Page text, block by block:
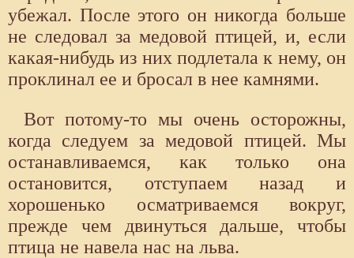
убежал. После этого он никогда больше
не следовал за медовой птицей, и, если
какая-нибудь из них подлетала к нему, он
проклинал ее и бросал в нее камнями.
Вот потому-то мы очень осторожны,
когда следуем за медовой птицей. Мы
останавливаемся, как только она
остановится, отступаем назад и
хорошенько осматриваемся вокруг,
прежде чем двинуться дальше, чтобы
птица не навела нас на льва.